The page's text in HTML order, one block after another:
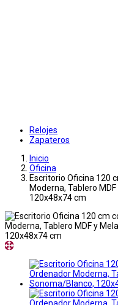
Relojes
Zapateros
Inicio
Oficina
Escritorio Oficina 120
Moderna, Tablero
120x48x74 cm